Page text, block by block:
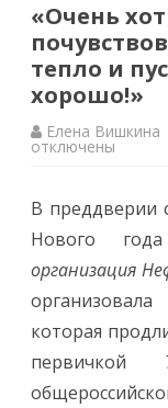
«Очень
тепло и
хорошо!»
Елена Вишкина
отключены
В преддверии
Нового
организация
которая
первичкой